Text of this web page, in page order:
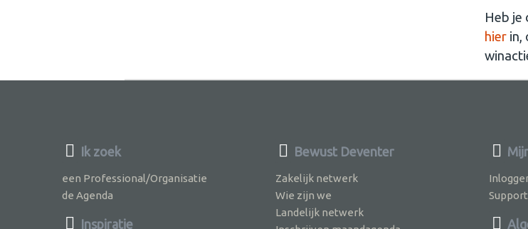
Heb je
hier in,
Ik zoek
een Professional/Organisatie
de Agenda
Inspiratie
Bewust Deventer
Zakelijk netwerk
Wie zijn we
Landelijk netwerk